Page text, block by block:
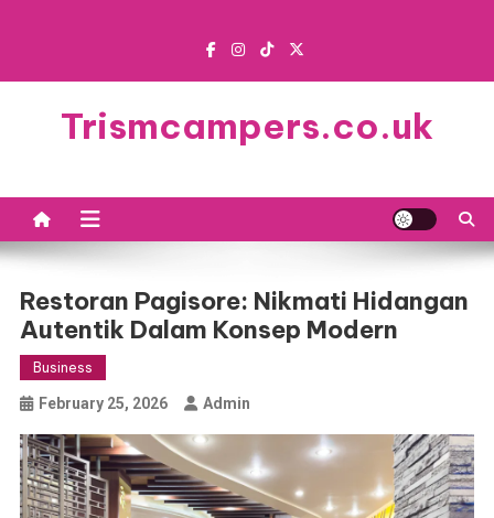
Trismcampers.co.uk
Restoran Pagisore: Nikmati Hidangan
Autentik Dalam Konsep Modern
Business
February 25, 2026 Admin